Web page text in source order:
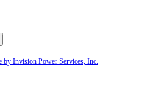
by Invision Power Services, Inc.